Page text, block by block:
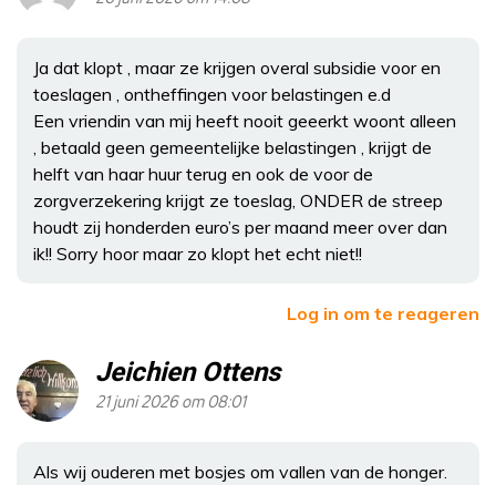
Ja dat klopt , maar ze krijgen overal subsidie voor en
toeslagen , ontheffingen voor belastingen e.d
Een vriendin van mij heeft nooit geeerkt woont alleen
, betaald geen gemeentelijke belastingen , krijgt de
helft van haar huur terug en ook de voor de
zorgverzekering krijgt ze toeslag, ONDER de streep
houdt zij honderden euro’s per maand meer over dan
ik!! Sorry hoor maar zo klopt het echt niet!!
Log in om te reageren
Jeichien Ottens
21 juni 2026 om 08:01
Als wij ouderen met bosjes om vallen van de honger.